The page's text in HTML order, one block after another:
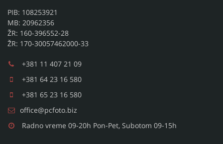
PIB: 108253921
MB: 20962356
ŽR: 160-396552-28
ŽR: 170-30057462000-33
+381 11 407 21 09
+381 64 23 16 580
+381 65 23 16 580
office@pcfoto.biz
Radno vreme 09-20h Pon-Pet, Subotom 09-15h